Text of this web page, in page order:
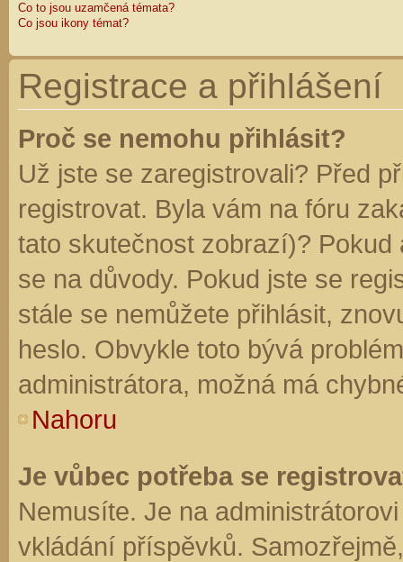
Co to jsou uzamčená témata?
Co jsou ikony témat?
Registrace a přihlášení
Proč se nemohu přihlásit?
Už jste se zaregistrovali? Před
registrovat. Byla vám na fóru
tato skutečnost zobrazí)?
se na důvody. Pokud jste se
stále se nemůžete přihlásit,
heslo. Obvykle toto bývá
administrátora, možná má
Nahoru
Je vůbec potřeba se
Nemusíte. Je na
vkládání příspěvků.